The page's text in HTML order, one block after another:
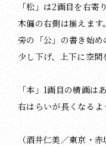
「松」は2画目を右寄
木偏の右側は揃えます。
旁の「公」の書き始め
少し下げ、上下に空間
「本」1画目の横画
右はらいが長くなるよ
（酒井仁美／東京・赤